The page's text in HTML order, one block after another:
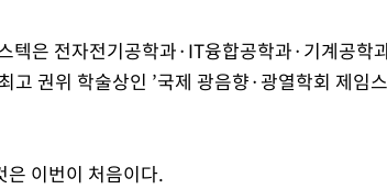
텍은 전자전기공학과·IT융합공학과·기계공학
고 권위 학술상인 ’국제 광음향·광열학회 제임
은 이번이 처음이다.